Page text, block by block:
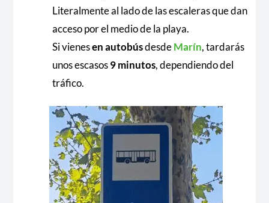
Literalmente al lado de las escaleras que dan
acceso por el medio de la playa.
Si vienesen autobúsdesdeMarín, tardarás
unos escasos9 minutos, dependiendo del
tráfico.